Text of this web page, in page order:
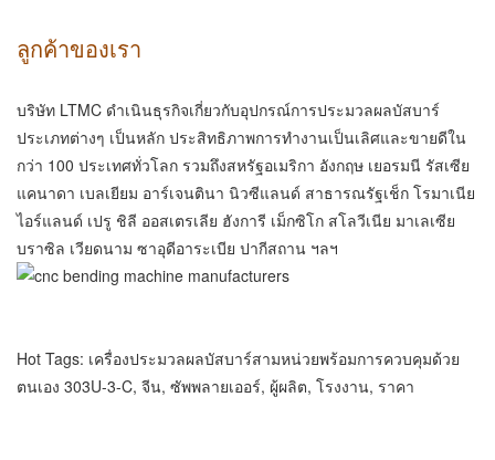
ลูกค้าของเรา
บริษัท LTMC ดำเนินธุรกิจเกี่ยวกับอุปกรณ์การประมวลผลบัสบาร์
ประเภทต่างๆ เป็นหลัก ประสิทธิภาพการทำงานเป็นเลิศและขายดีใน
กว่า 100 ประเทศทั่วโลก รวมถึงสหรัฐอเมริกา อังกฤษ เยอรมนี รัสเซีย
แคนาดา เบลเยียม อาร์เจนตินา นิวซีแลนด์ สาธารณรัฐเช็ก โรมาเนีย
ไอร์แลนด์ เปรู ชิลี ออสเตรเลีย ฮังการี เม็กซิโก สโลวีเนีย มาเลเซีย
บราซิล เวียดนาม ซาอุดีอาระเบีย ปากีสถาน ฯลฯ
Hot Tags: เครื่องประมวลผลบัสบาร์สามหน่วยพร้อมการควบคุมด้วย
ตนเอง 303U-3-C, จีน, ซัพพลายเออร์, ผู้ผลิต, โรงงาน, ราคา